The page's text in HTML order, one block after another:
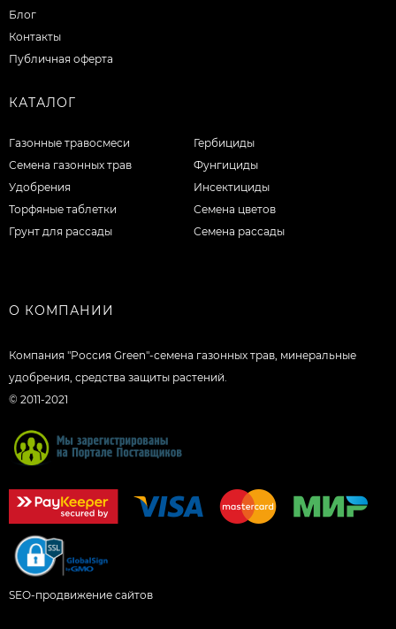
Блог
Контакты
Публичная оферта
КАТАЛОГ
Газонные травосмеси
Семена газонных трав
Удобрения
Торфяные таблетки
Грунт для рассады
Гербициды
Фунгициды
Инсектициды
Семена цветов
Семена рассады
О КОМПАНИИ
Компания "Россия Green"-семена газонных трав, минеральные
удобрения, средства защиты растений.
© 2011-2021
SEO-продвижение сайтов